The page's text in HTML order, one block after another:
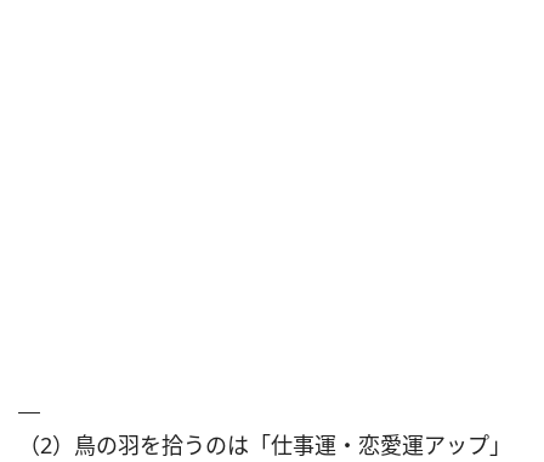
（2）鳥の羽を拾うのは「仕事運・恋愛運アップ」